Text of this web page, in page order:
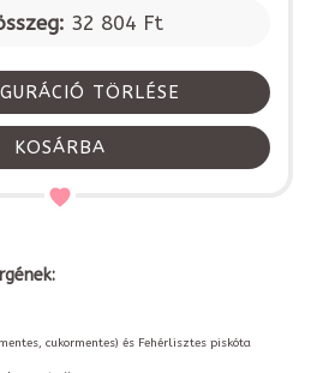
32 804 Ft
TÖRLÉSE
KOSÁRBA
cukormentes) és Fehérlisztes piskóta